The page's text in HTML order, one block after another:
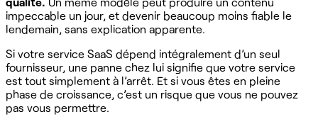
impeccable un jour, et devenir beaucoup moins fiable le
lendemain, sans explication apparente.
Si votre service SaaS dépend intégralement d’un seul
fournisseur, une panne chez lui signifie que votre service
est tout simplement à l’arrêt. Et si vous êtes en pleine
phase de croissance, c’est un risque que vous ne pouvez
pas vous permettre.